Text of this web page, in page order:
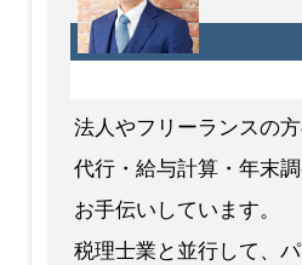
法人やフリーランスの
代行・給与計算・年末
お手伝いしています。
税理士業と並行して、